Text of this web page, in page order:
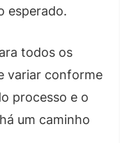
esperado.
todos os
variar conforme
processo e o
um caminho